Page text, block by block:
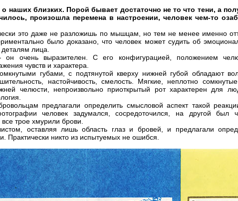
наших близких. Порой бывает достаточно не то что тени, а
произошла перемена в настроении, человек чем-то
это даже не разложишь по мышцам, но тем не менее именно
было доказано, что человек может судить об
деталям лица.
очень выразителен. С его конфигурацией, положением
чувств и характера.
губами, с подтянутой кверху нижней губой обладают
настойчивость, смелость. Мягкие, неплотно
челюсти, непроизвольно приоткрытый рот характерен для
предлагали определить смысловой аспект такой
человек задумался, сосредоточился, на другой был
трое хмурили брови.
оставляя лишь область глаз и бровей, и предлагали
Практически никто из испытуемых не ошибся.